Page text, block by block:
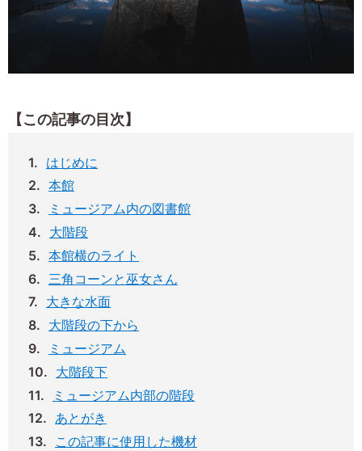
【この記事の目次】
はじめに
本館
ミュージアム内の図書館
大階段
本館横のライト
三角コーンと巫女さん
大きな水面
大階段の下から
ミュージアム
大階段下
ミュージアム内部の階段
あとがき
この記事に使用した機材